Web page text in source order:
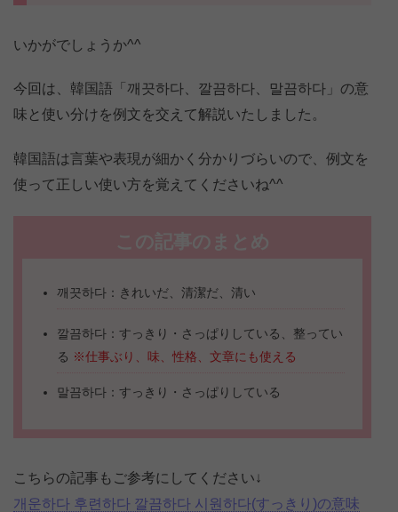
いかがでしょうか^^
今回は、韓国語「깨끗하다、깔끔하다、말끔하다」の意
味と使い分けを例文を交えて解説いたしました。
韓国語は言葉や表現が細かく分かりづらいので、例文を
使って正しい使い方を覚えてくださいね^^
この記事のまとめ
깨끗하다：きれいだ、清潔だ、清い
깔끔하다：すっきり・さっぱりしている、整ってい
る ※仕事ぶり、味、性格、文章にも使える
말끔하다：すっきり・さっぱりしている
こちらの記事もご参考にしてください↓
개운하다 후련하다 깔끔하다 시원하다(すっきり)の意味